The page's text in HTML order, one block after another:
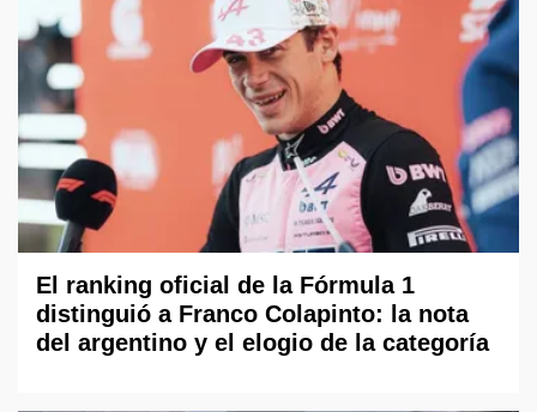
El ranking oficial de la Fórmula 1
distinguió a Franco Colapinto: la nota
del argentino y el elogio de la categoría